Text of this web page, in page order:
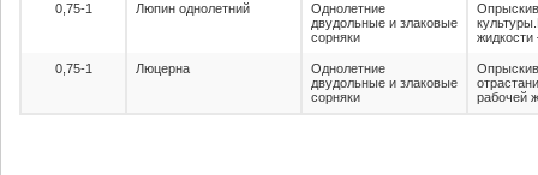
0,75-1 Люпин однолетний
Однолетние
двудольные и злаковые
сорняки
жидкости
0,75-1 Люцерна
Однолетние
двудольные и злаковые
сорняки
рабочей